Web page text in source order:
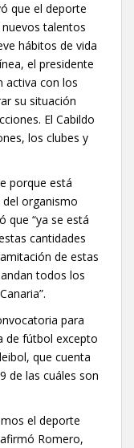
que el deporte
talentos
hábitos de vida
el presidente
activa con los
su situación
El Cabildo
los clubes y
porque está
organismo
que “ya se está
cantidades
de estas
todos los
para
de fútbol excepto
que cuenta
de las cuáles son
el deporte
Romero,